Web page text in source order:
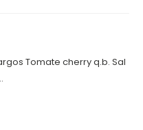
Tomate cherry q.b. Sal